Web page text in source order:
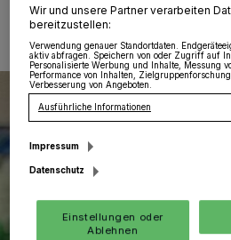
Wir und unsere Partner verarbeiten
bereitzustellen:
Verwendung genauer Standortdaten.
aktiv abfragen. Speichern von oder Zugriff auf
Personalisierte Werbung und Inhalte, Messung
Performance von Inhalten,
Verbesserung von Angeboten.
Ausführliche Informationen
Impressum
Datenschutz
Einstellungen oder
Ablehnen